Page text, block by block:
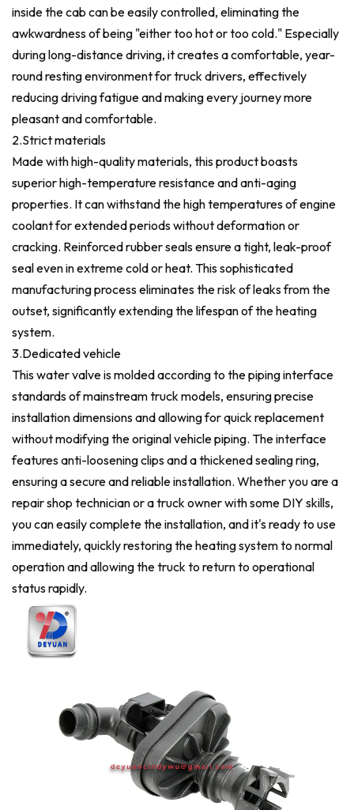
inside the cab can be easily controlled, eliminating the
awkwardness of being "either too hot or too cold." Especially
during long-distance driving, it creates a comfortable, year-
round resting environment for truck drivers, effectively
reducing driving fatigue and making every journey more
pleasant and comfortable.
2.Strict materials
Made with high-quality materials, this product boasts
superior high-temperature resistance and anti-aging
properties. It can withstand the high temperatures of engine
coolant for extended periods without deformation or
cracking. Reinforced rubber seals ensure a tight, leak-proof
seal even in extreme cold or heat. This sophisticated
manufacturing process eliminates the risk of leaks from the
outset, significantly extending the lifespan of the heating
system.
3.Dedicated vehicle
This water valve is molded according to the piping interface
standards of mainstream truck models, ensuring precise
installation dimensions and allowing for quick replacement
without modifying the original vehicle piping. The interface
features anti-loosening clips and a thickened sealing ring,
ensuring a secure and reliable installation. Whether you are a
repair shop technician or a truck owner with some DIY skills,
you can easily complete the installation, and it's ready to use
immediately, quickly restoring the heating system to normal
operation and allowing the truck to return to operational
status rapidly.